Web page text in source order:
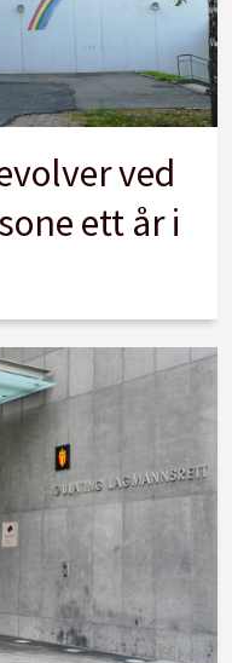
ved
ett år i